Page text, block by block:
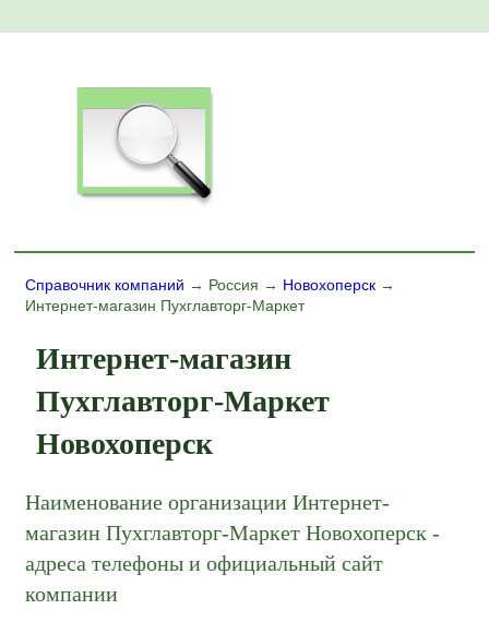
Справочник компаний → Россия → Новохоперск →
Интернет-магазин Пухглавторг-Маркет
Интернет-магазин
Пухглавторг-Маркет
Новохоперск
Наименование организации Интернет-
магазин Пухглавторг-Маркет Новохоперск -
адреса телефоны и официальный сайт
компании